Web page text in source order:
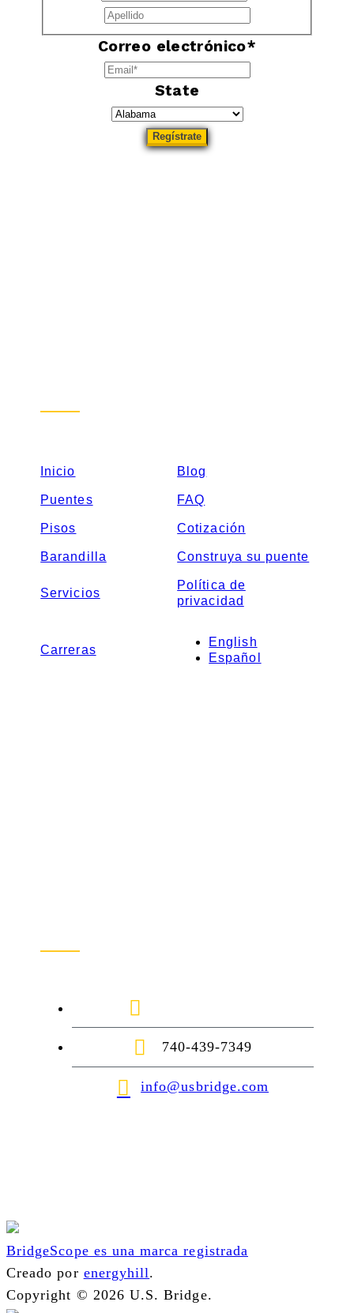
Correo electrónico*
State
Inicio Blog
Puentes FAQ
Pisos Cotización
Barandilla Construya su puente
Servicios
Política de
privacidad
Carreras
English
Español
740-439-7349
info@usbridge.com
BridgeScope es una marca registrada
Creado por energyhill.
Copyright © 2026 U.S. Bridge.